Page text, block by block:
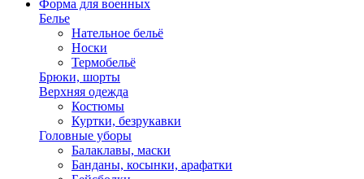
Форма для военных
Белье
Нательное бельё
Носки
Термобельё
Брюки, шорты
Верхняя одежда
Костюмы
Куртки, безрукавки
Головные уборы
Балаклавы, маски
Банданы, косынки, арафатки